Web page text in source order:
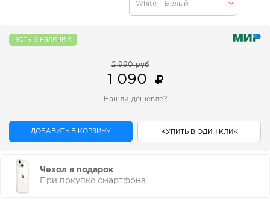
есть в наличии
2 990 руб
1 090
Нашли дешевле?
ДОБАВИТЬ В КОРЗИНУ КУПИТЬ В ОДИН КЛИК
Чехол в подарок
При покупке смартфона